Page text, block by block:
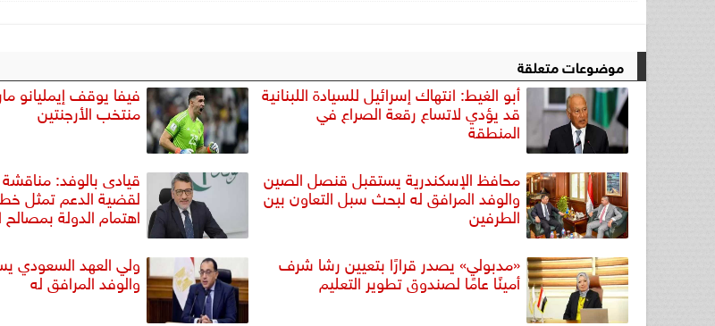
موضوعات متعلقة
أبو الغيط: انتهاك إسرائيل للسيادة اللبنانية
قد يؤدي لاتساع رقعة الصراع في
المنطقة
فيفا يوقف إيمليانو
منتخب الأرجنتين
محافظ الإسكندرية يستقبل قنصل الصين
والوفد المرافق له لبحث سبل التعاون بين
الطرفين
قيادى بالوفد: مناقشة
لقضية الدعم تمثل
اهتمام الدولة
«مدبولي» يصدر قرارًا بتعيين رشا شرف
أمينًا عامًا لصندوق تطوير التعليم
ولي العهد السعودي
والوفد المرافق له